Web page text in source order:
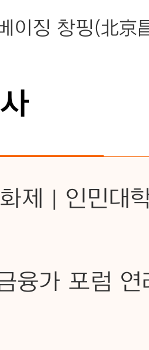
이징 창핑(北京
제 | 인민대
융가 포럼 연